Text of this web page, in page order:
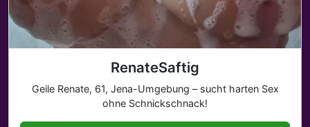
RenateSaftig
Geile Renate, 61, Jena-Umgebung – sucht harten Sex
ohne Schnickschnack!